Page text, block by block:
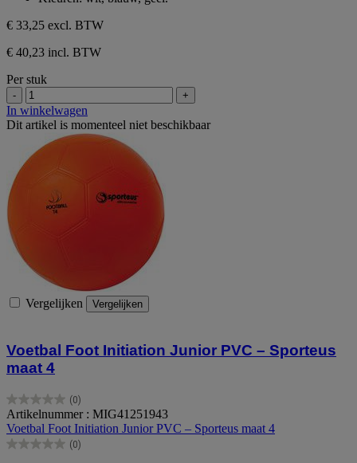
€ 33,25 excl. BTW
€ 40,23 incl. BTW
Per stuk
- +
In winkelwagen
Dit artikel is momenteel niet beschikbaar
Vergelijken Vergelijken
Voetbal Foot Initiation Junior PVC – Sporteus
maat 4
(0)
0.0
van
de
5
Artikelnummer : MIG41251943
Voetbal Foot Initiation Junior PVC – Sporteus maat 4
(0)
0.0